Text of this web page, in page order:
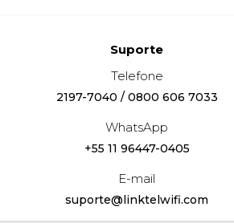
Suporte
Telefone
2197-7040 / 0800 606 7033
WhatsApp
+55 11 96447-0405
E-mail
suporte@linktelwifi.com